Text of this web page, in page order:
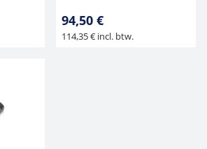
94,50 €
114,35 € incl. btw.